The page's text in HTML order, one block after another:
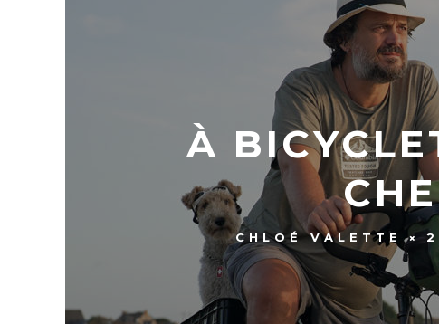
À
CHLOÉ VALETTE